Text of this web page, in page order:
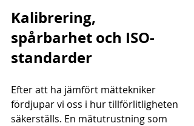
Kalibrering,
spårbarhet och ISO-
standarder
Efter att ha jämfört mättekniker
fördjupar vi oss i hur tillförlitligheten
säkerställs. En mätutrustning som